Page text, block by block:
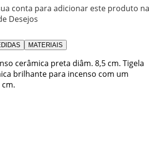
conta para adicionar este produto na
Desejos
MATERIAIS
cerâmica preta diâm. 8,5 cm. Tigela
brilhante para incenso com um